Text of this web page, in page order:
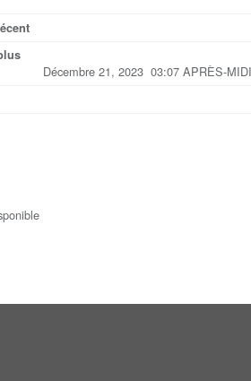
Décembre 21, 2023 03:07 APRÈS-MIDI